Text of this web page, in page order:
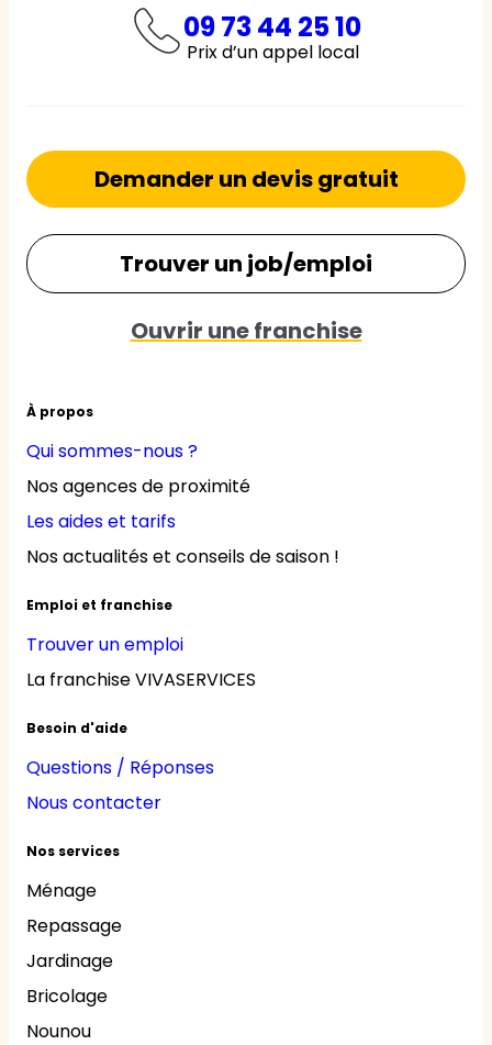
09 73 44 25 10
Prix d’un appel local
À propos
Qui sommes-nous ?
Nos agences de proximité
Les aides et tarifs
Nos actualités et conseils de saison !
Emploi et franchise
Trouver un emploi
La franchise VIVASERVICES
Besoin d'aide
Questions / Réponses
Nous contacter
Nos services
Ménage
Repassage
Jardinage
Bricolage
Nounou
Demander un devis gratuit
Trouver un job/emploi
Ouvrir une franchise